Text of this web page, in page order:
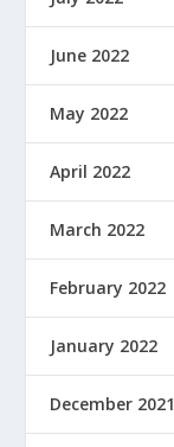
June 2022
May 2022
April 2022
March 2022
February 2022
January 2022
December 2021